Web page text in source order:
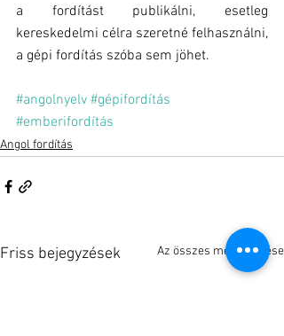
a fordítást publikálni, esetleg
kereskedelmi célra szeretné felhasználni,
a gépi fordítás szóba sem jöhet.
#angolnyelv #gépifordítás
#emberifordítás
Angol fordítás
Friss bejegyzések Az összes megtekintése